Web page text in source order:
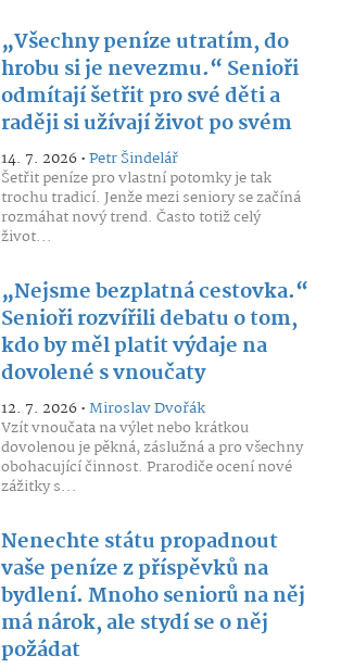
„Všechny peníze utratím, do
hrobu si je nevezmu.“ Senioři
odmítají šetřit pro své děti a
raději si užívají život po svém
14. 7. 2026 •Petr Šindelář
Šetřit peníze pro vlastní potomky je tak
trochu tradicí. Jenže mezi seniory se začíná
rozmáhat nový trend. Často totiž celý
život...
„Nejsme bezplatná cestovka.“
Senioři rozvířili debatu o tom,
kdo by měl platit výdaje na
dovolené s vnoučaty
12. 7. 2026 •Miroslav Dvořák
Vzít vnoučata na výlet nebo krátkou
dovolenou je pěkná, záslužná a pro všechny
obohacující činnost. Prarodiče ocení nové
zážitky s...
Nenechte státu propadnout
vaše peníze z příspěvků na
bydlení. Mnoho seniorů na něj
má nárok, ale stydí se o něj
požádat